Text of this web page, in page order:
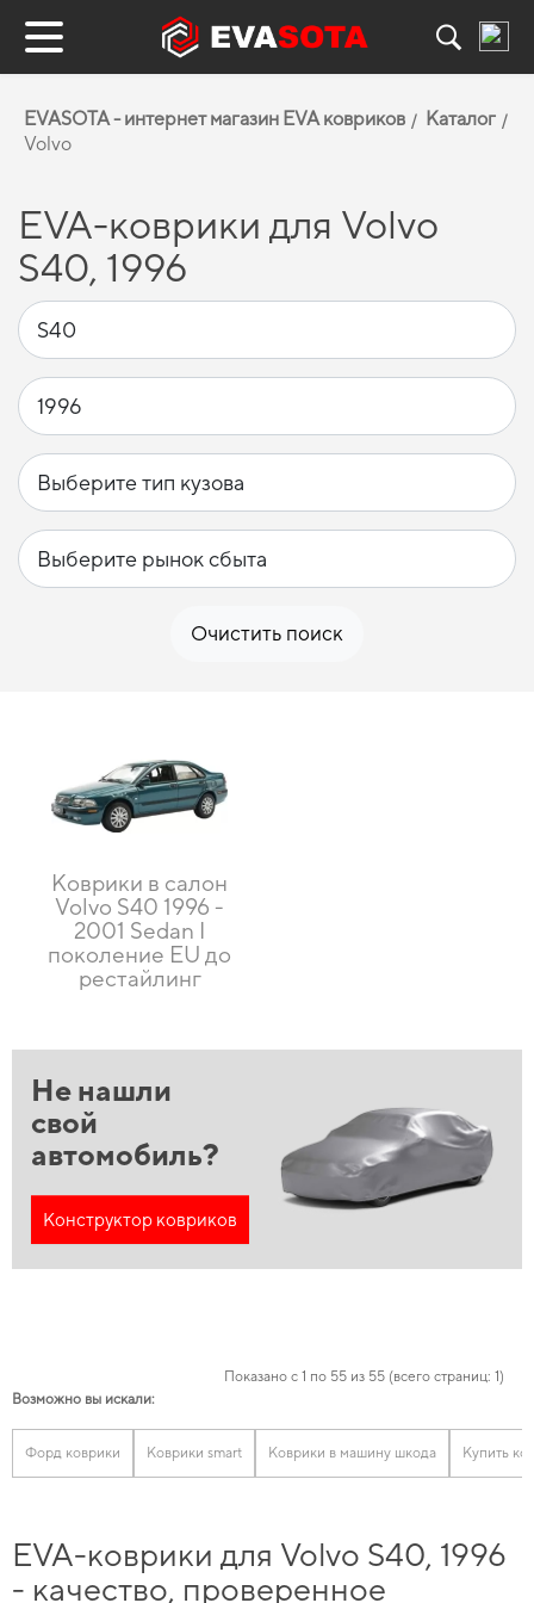
EVASOTA - интернет магазин EVA ковриков
Каталог
Volvo
EVA-коврики для Volvo
S40, 1996
Очистить поиск
Коврики в салон
Volvo S40 1996 -
2001 Sedan I
поколение EU до
рестайлинг
Не нашли
свой
автомобиль?
Конструктор ковриков
Показано с 1 по 55 из 55 (всего страниц: 1)
Возможно вы искали:
Форд коврики Коврики smart Коврики в машину шкода Купить
EVA-коврики для Volvo S40, 1996
- качество, проверенное